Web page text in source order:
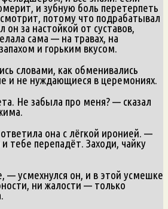
и зубную боль перетерпеть
потому что подрабатывал
за настойкой от суставов,
сама — на травах, на
и горьким вкусом.
словами, как обменивались
и не нуждающиеся в церемониях.
Не забыла про меня? — сказал
она с лёгкой иронией. —
тебе перепадёт. Заходи, чайку
— усмехнулся он, и в этой усмешке
ни жалости — только